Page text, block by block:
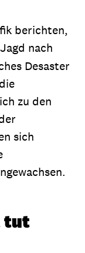
berichten,
nach
Desaster
zu den
sich
tut